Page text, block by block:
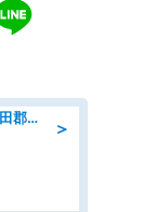
＞
介護職・ヘルパー/デイサービス/額田郡幸田町/JR東海道本線 幸田/愛知県